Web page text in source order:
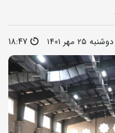
دوشنبه ۲۵ مهر ۱۴۰۱ 18:47